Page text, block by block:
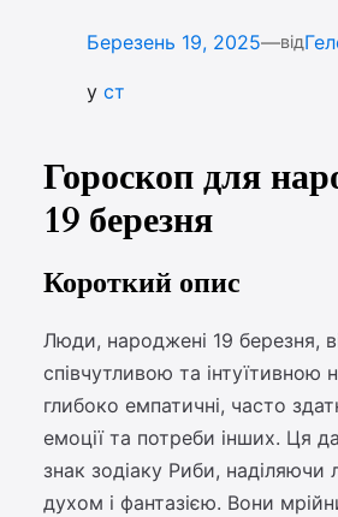
Березень 19, 2025—від
у ст
Гороскоп для
19 березня
Короткий опис
Люди, народжені 19 березня,
співчутливою та інтуїтивною
глибоко емпатичні, часто
емоції та потреби інших. Ця
знак зодіаку Риби,
духом і фантазією. Вони